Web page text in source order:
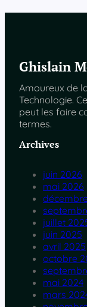
Ghislain
Amoureux de
Technologie.
peut les faire
termes.
Archives
juin 2026
mai 2026
juillet
juin 2025
avril 2025
octobre
mai 2024
mars